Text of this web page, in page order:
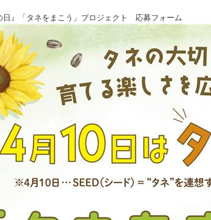
日』「タネをまこう」プロジェクト 応募フォーム